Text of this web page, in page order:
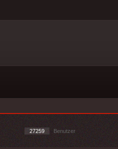
27259 Benutzer